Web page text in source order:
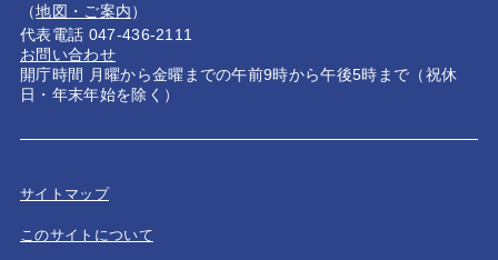
（地図・ご案内）
代表電話 047-436-2111
お問い合わせ
開庁時間 月曜から金曜までの午前9時から午後5時まで（祝休
日・年末年始を除く）
サイトマップ
このサイトについて